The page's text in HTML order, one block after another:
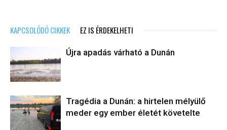
KAPCSOLÓDÓ CIKKEK EZ IS ÉRDEKELHETI
Újra apadás várható a Dunán
Tragédia a Dunán: a hirtelen mélyülő
meder egy ember életét követelte